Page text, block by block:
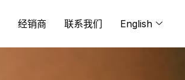
经销商 联系我们 English